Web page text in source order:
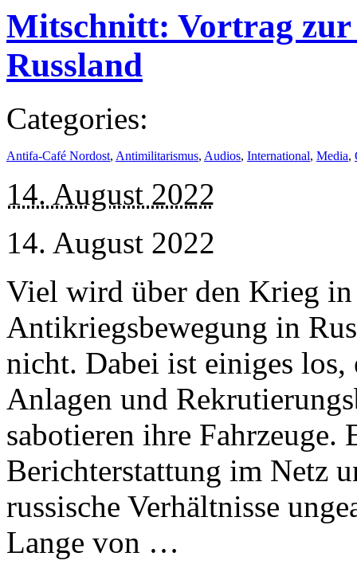
Mitschnitt: Vortrag zur
Russland
Categories:
Antifa-Café Nordost, Antimilitarismus, Audios, International, Media,
14. August 2022
14. August 2022
Viel wird über den Krieg
Antikriegsbewegung in
nicht. Dabei ist einiges
Anlagen und
sabotieren ihre Fahrzeuge.
Berichterstattung im Netz
russische Verhältnisse
Lange von …